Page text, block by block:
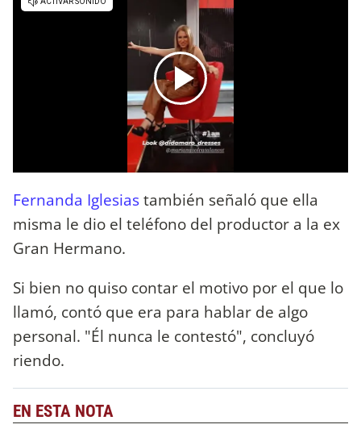
Fernanda Iglesiastambién señaló que ella
misma le dio el teléfono del productor a la ex
Gran Hermano.
Si bien no quiso contar el motivo por el que lo
llamó, contó que era para hablar de algo
personal. "Él nunca le contestó", concluyó
riendo.
EN ESTA NOTA